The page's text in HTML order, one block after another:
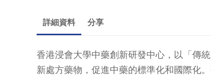
詳細資料 分享
香港浸會大學中藥創新研發中心，以「傳
新處方藥物，促進中藥的標準化和國際化